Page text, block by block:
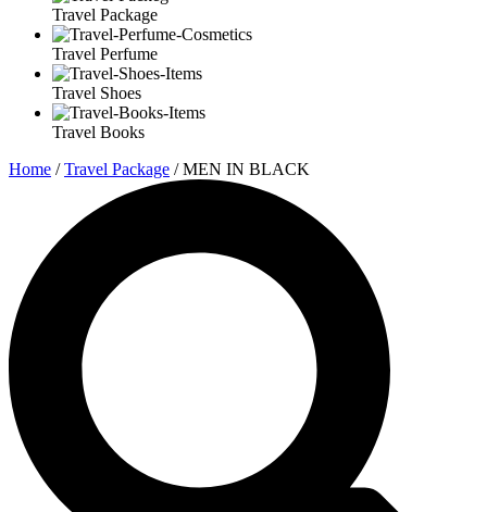
Travel Package
Travel Perfume
Travel Shoes
Travel Books
Home /Travel Package / MEN IN BLACK